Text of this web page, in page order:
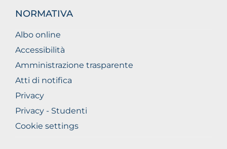
NORMATIVA
Albo online
Accessibilità
Amministrazione trasparente
Atti di notifica
Privacy
Privacy - Studenti
Cookie settings